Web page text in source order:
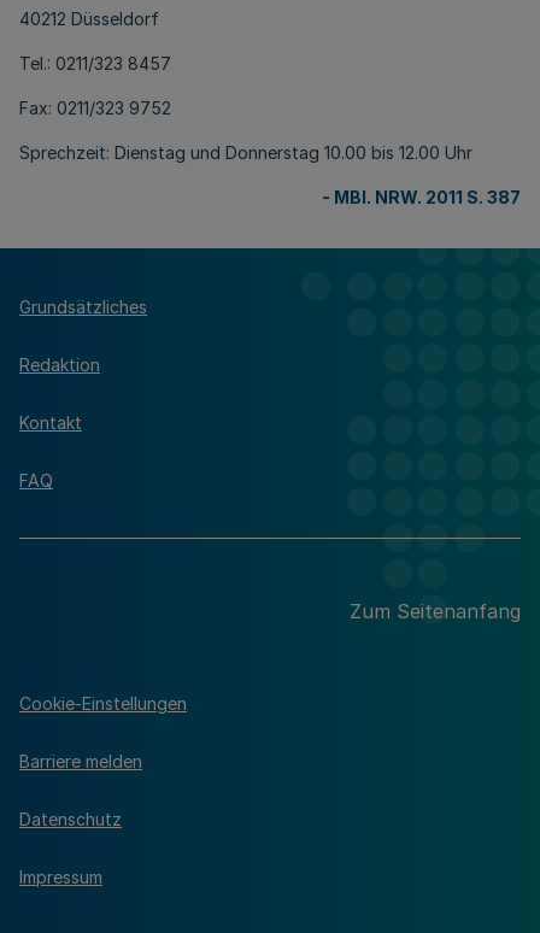
40212 Düsseldorf
Tel.: 0211/323 8457
Fax: 0211/323 9752
Sprechzeit: Dienstag und Donnerstag 10.00 bis 12.00 Uhr
- MBl. NRW. 2011 S. 387
Grundsätzliches
Redaktion
Kontakt
FAQ
Zum Seitenanfang
Cookie-Einstellungen
Barriere melden
Datenschutz
Impressum